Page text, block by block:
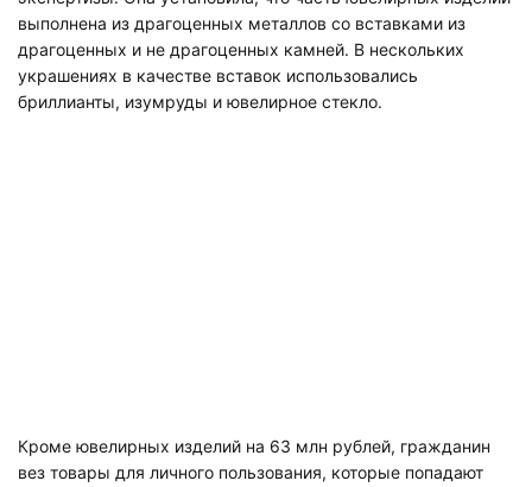
выполнена из драгоценных металлов со вставками из
драгоценных и не драгоценных камней. В нескольких
украшениях в качестве вставок использовались
бриллианты, изумруды и ювелирное стекло.
Кроме ювелирных изделий на 63 млн рублей, гражданин
вез товары для личного пользования, которые попадают